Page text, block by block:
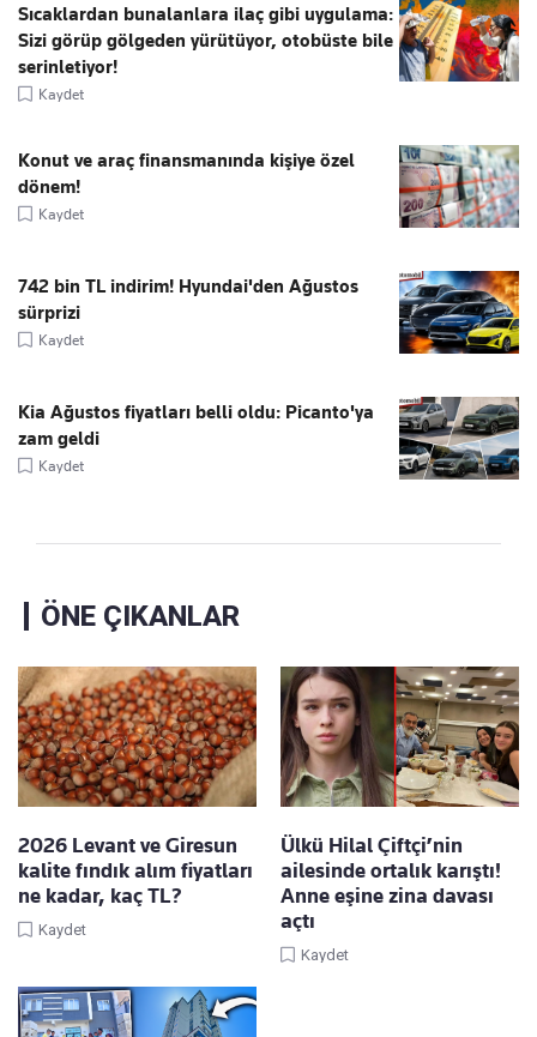
Sıcaklardan bunalanlara ilaç gibi uygulama:
Sizi görüp gölgeden yürütüyor, otobüste bile
serinletiyor!
Kaydet
Konut ve araç finansmanında kişiye özel
dönem!
Kaydet
742 bin TL indirim! Hyundai'den Ağustos
sürprizi
Kaydet
Kia Ağustos fiyatları belli oldu: Picanto'ya
zam geldi
Kaydet
ÖNE ÇIKANLAR
2026 Levant ve Giresun
kalite fındık alım fiyatları
ne kadar, kaç TL?
Kaydet
Ülkü Hilal Çiftçi’nin
ailesinde ortalık karıştı!
Anne eşine zina davası
açtı
Kaydet